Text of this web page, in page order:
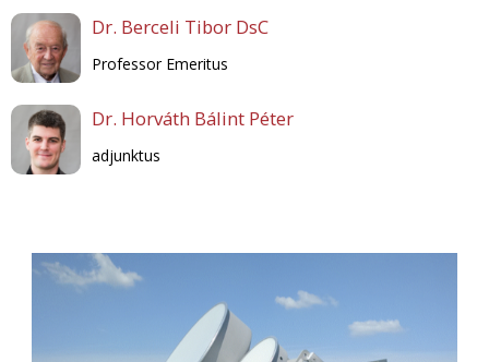
Dr. Berceli Tibor DsC
Professor Emeritus
Dr. Horváth Bálint Péter
adjunktus